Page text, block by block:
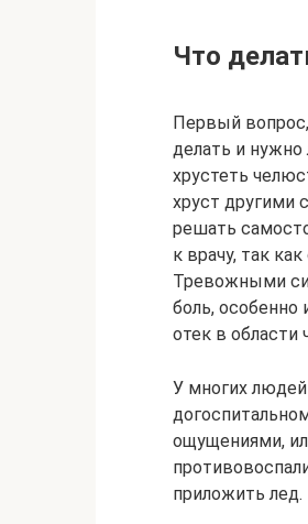
Что
Первый
делать и нужно
хрустеть
хруст другими
решать
к врачу, так
Тревожными
боль, особенно
отек в
У многих людей
ощущениями,
приложить лед.